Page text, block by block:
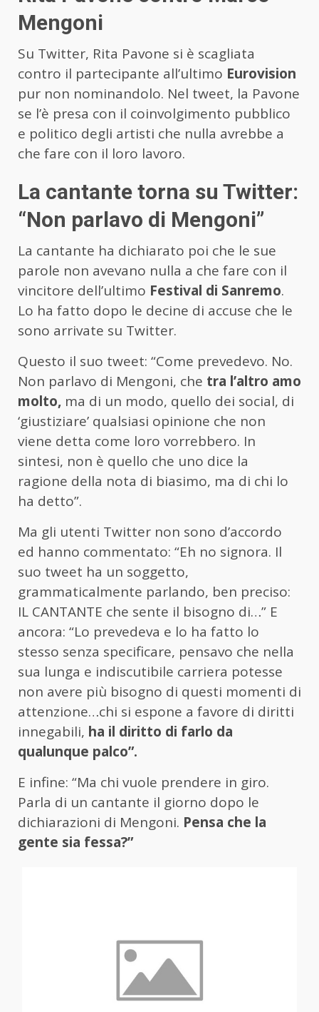
Mengoni
Su Twitter, Rita Pavone si è scagliata
contro il partecipante all’ultimo Eurovision
pur non nominandolo. Nel tweet, la Pavone
se l’è presa con il coinvolgimento pubblico
e politico degli artisti che nulla avrebbe a
che fare con il loro lavoro.
La cantante torna su Twitter:
“Non parlavo di Mengoni”
La cantante ha dichiarato poi che le sue
parole non avevano nulla a che fare con il
vincitore dell’ultimo Festival di Sanremo.
Lo ha fatto dopo le decine di accuse che le
sono arrivate su Twitter.
Questo il suo tweet: “Come prevedevo. No.
Non parlavo di Mengoni, che tra l’altro amo
molto, ma di un modo, quello dei social, di
‘giustiziare’ qualsiasi opinione che non
viene detta come loro vorrebbero. In
sintesi, non è quello che uno dice la
ragione della nota di biasimo, ma di chi lo
ha detto”.
Ma gli utenti Twitter non sono d’accordo
ed hanno commentato: “Eh no signora. Il
suo tweet ha un soggetto,
grammaticalmente parlando, ben preciso:
IL CANTANTE che sente il bisogno di…” E
ancora: “Lo prevedeva e lo ha fatto lo
stesso senza specificare, pensavo che nella
sua lunga e indiscutibile carriera potesse
non avere più bisogno di questi momenti di
attenzione…chi si espone a favore di diritti
innegabili, ha il diritto di farlo da
qualunque palco”.
E infine: “Ma chi vuole prendere in giro.
Parla di un cantante il giorno dopo le
dichiarazioni di Mengoni. Pensa che la
gente sia fessa?”